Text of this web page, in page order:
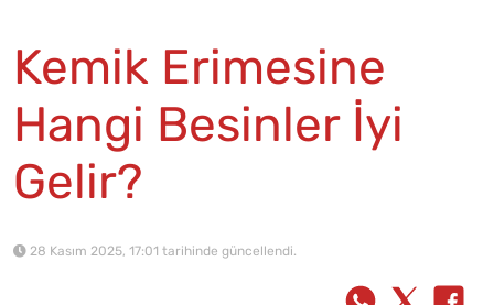
Kemik Erimesine
Hangi Besinler İyi
Gelir?
28 Kasım 2025, 17:01 tarihinde güncellendi.